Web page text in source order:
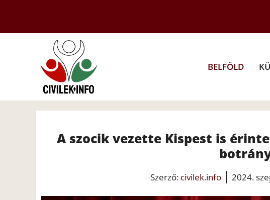
tartalomba
BELFÖLD
A szocik vezette Kispest is
Szerző: civilek.info 2024.